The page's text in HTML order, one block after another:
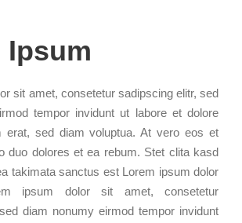
Ipsum
sit amet, consetetur sadipscing elitr, sed
tempor invidunt ut labore et dolore
erat, sed diam voluptua. At vero eos et
duo dolores et ea rebum. Stet clita kasd
takimata sanctus est Lorem ipsum dolor
ipsum dolor sit amet, consetetur
diam nonumy eirmod tempor invidunt